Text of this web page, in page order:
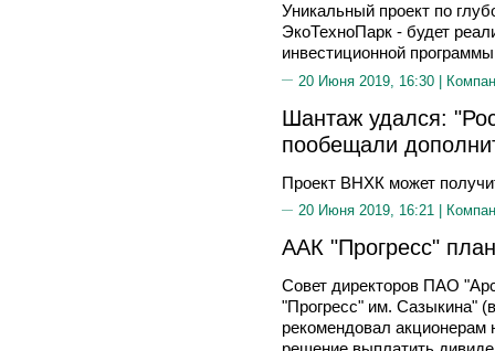
Уникальный проект по
ЭкоТехноПарк - будет
инвестиционной программы
20 Июня 2019, 16:30 |
Шантаж удался:
пообещали
Проект ВНХК может
20 Июня 2019, 16:21 |
ААК "Прогресс"
Совет директоров ПАО
"Прогресс" им. Сазыкина"
рекомендовал акционерам